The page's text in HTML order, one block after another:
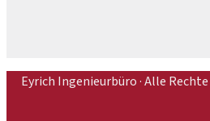
Eyrich Ingenieurbüro · Alle